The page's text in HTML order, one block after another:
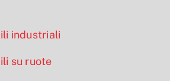
industriali
su ruote